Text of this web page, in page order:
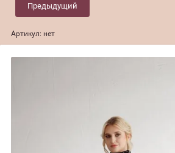
Предыдущий
Артикул: нет